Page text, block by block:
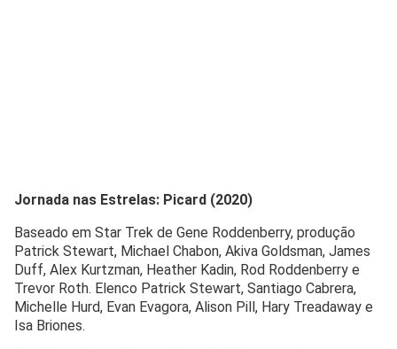
Jornada nas Estrelas: Picard (2020)
Baseado em Star Trek de Gene Roddenberry, produção
Patrick Stewart, Michael Chabon, Akiva Goldsman, James
Duff, Alex Kurtzman, Heather Kadin, Rod Roddenberry e
Trevor Roth. Elenco Patrick Stewart, Santiago Cabrera,
Michelle Hurd, Evan Evagora, Alison Pill, Hary Treadaway e
Isa Briones.